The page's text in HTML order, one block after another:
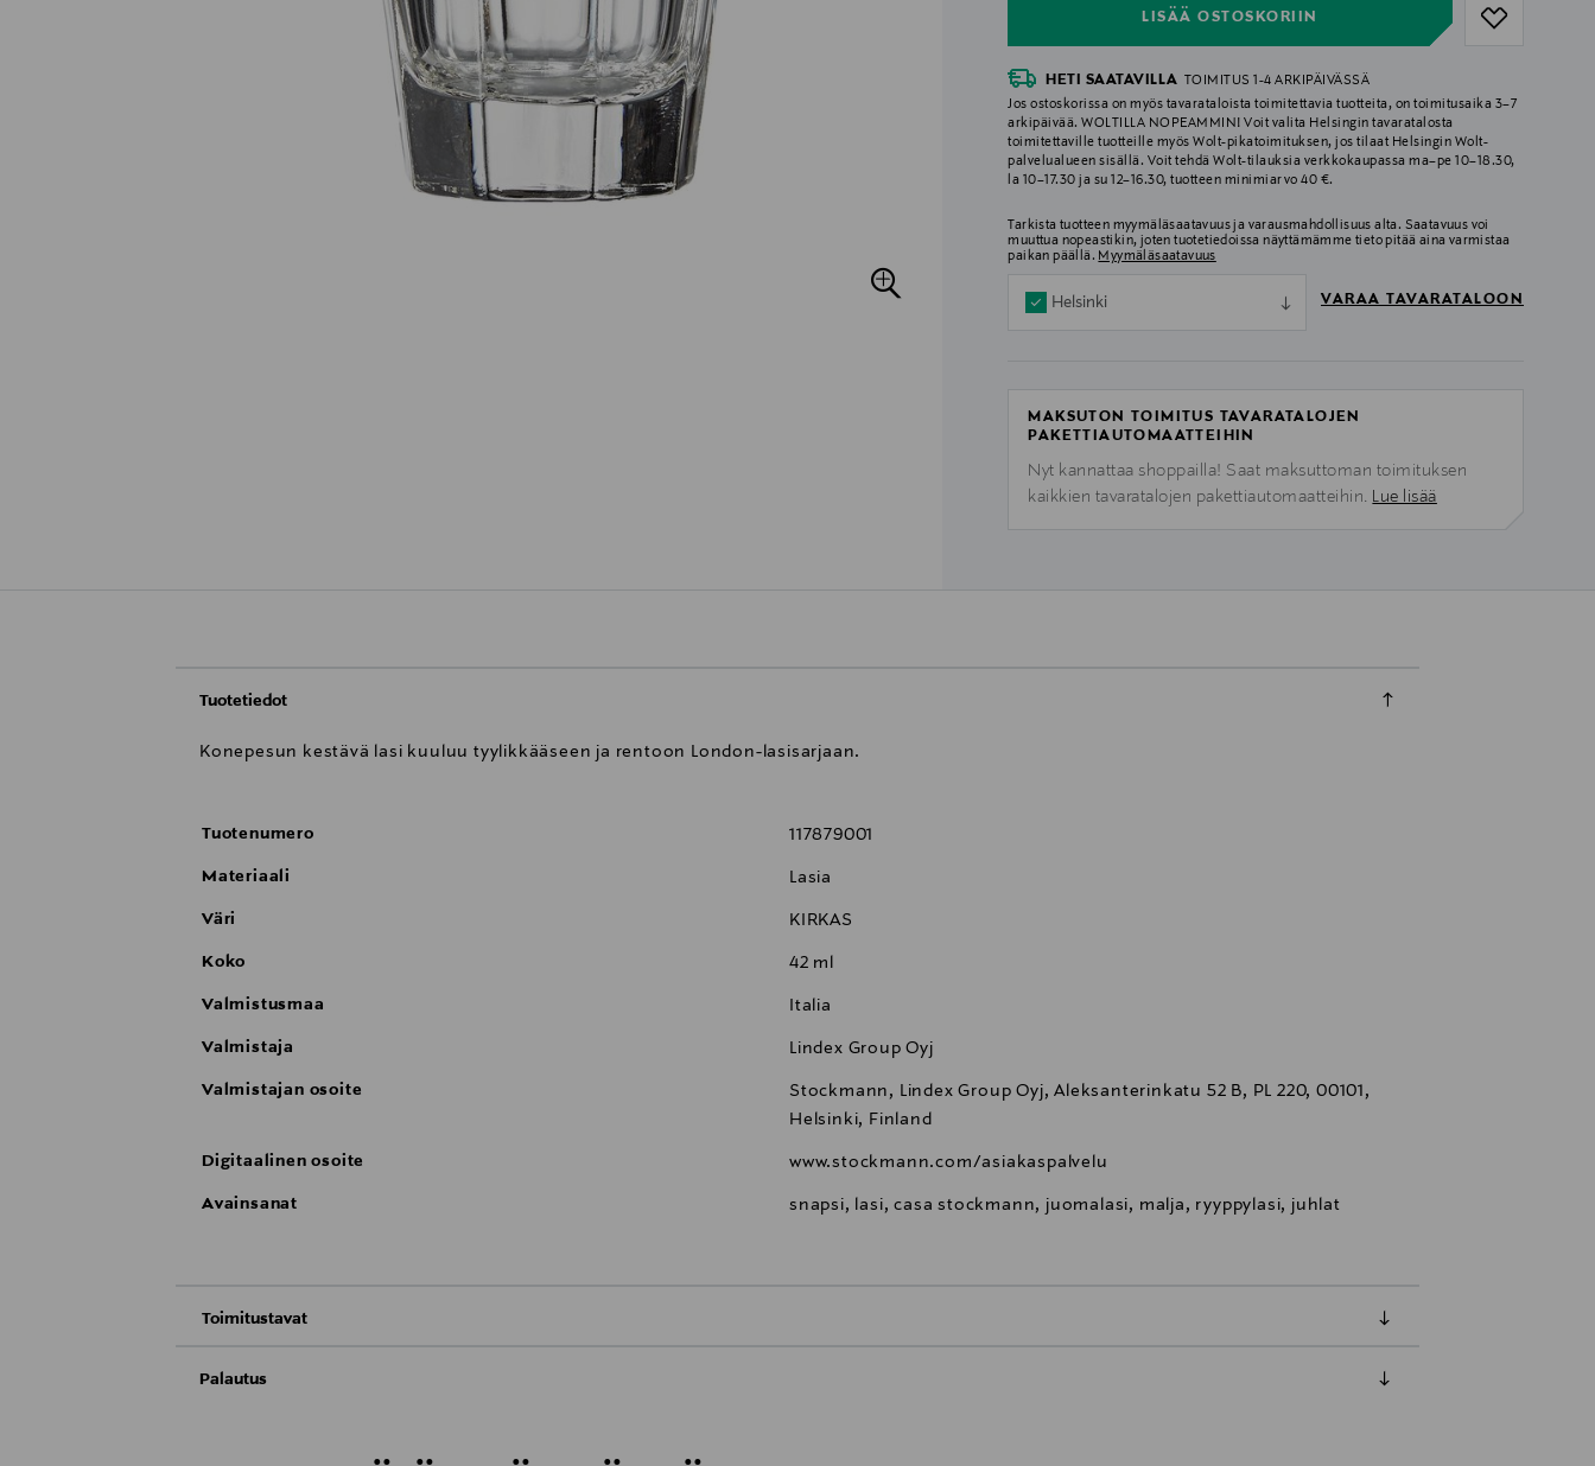
LISÄÄ OSTOSKORIIN
HETI SAATAVILLA
TOIMITUS 1-4 ARKIPÄIVÄSSÄ
Jos ostoskorissa on myös tavarataloista toimitettavia tuotteita, on toimitusaika 3–7
arkipäivää. WOLTILLA NOPEAMMIN! Voit valita Helsingin tavaratalosta
toimitettaville tuotteille myös Wolt-pikatoimituksen, jos tilaat Helsingin Wolt-
palvelualueen sisällä. Voit tehdä Wolt-tilauksia verkkokaupassa ma–pe 10–18.30,
la 10–17.30 ja su 12–16.30, tuotteen minimiarvo 40 €.
Tarkista tuotteen myymäläsaatavuus ja varausmahdollisuus alta. Saatavuus voi
muuttua nopeastikin, joten tuotetiedoissa näyttämämme tieto pitää aina varmistaa
paikan päällä. Myymäläsaatavuus
Helsinki VARAA TAVARATALOON
MAKSUTON TOIMITUS TAVARATALOJEN
PAKETTIAUTOMAATTEIHIN
Nyt kannattaa shoppailla! Saat maksuttoman toimituksen
kaikkien tavaratalojen pakettiautomaatteihin. Lue lisää
Tuotetiedot
Konepesun kestävä lasi kuuluu tyylikkääseen ja rentoon London-lasisarjaan.
Tuotenumero 117879001
Materiaali Lasia
Väri KIRKAS
Koko 42 ml
Valmistusmaa Italia
Valmistaja Lindex Group Oyj
Valmistajan osoite
Stockmann, Lindex Group Oyj, Aleksanterinkatu 52 B, PL 220, 00101,
Helsinki, Finland
Digitaalinen osoite www.stockmann.com/asiakaspalvelu
Avainsanat snapsi, lasi, casa stockmann, juomalasi, malja, ryyppylasi, juhlat
Toimitustavat
Palautus